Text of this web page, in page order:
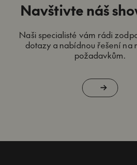
Navštivte náš
Naši specialisté vám rádi
dotazy a nabídnou řešení na
požadavkům.